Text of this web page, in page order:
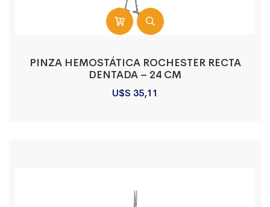
PINZA HEMOSTÁTICA ROCHESTER RECTA
DENTADA – 24 CM
U$S 35,11